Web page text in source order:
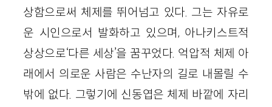
상함으로써 체제를 뛰어넘고 있다. 그는 자유로
운 시인으로서 발화하고 있으며, 아나키스트적
상상으로‘다른 세상’을 꿈꾸었다. 억압적 체제 아
래에서 의로운 사람은 수난자의 길로 내몰릴 수
밖에 없다. 그렇기에 신동엽은 체제 바깥에 자리